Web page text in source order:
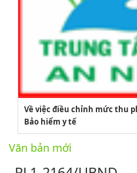
Về việc điều chỉnh mức thu
Bảo hiểm y tế
Văn bản mới
2164/QĐUBND
Quyết định phê duyệt danh mục vị
Lượt xem:3775 | lượt tải:1521
PL1-2164/UBND